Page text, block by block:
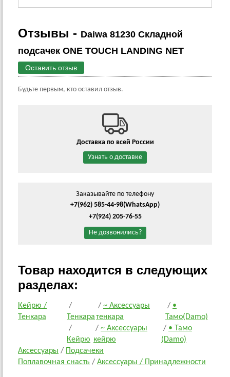
Отзывы - Daiwa 81230 Складной
подсачек ONE TOUCH LANDING NET
Оставить отзыв
Будьте первым, кто оставил отзыв.
Доставка по всей России
Узнать о доставке
Заказывайте по телефону
+7(962) 585-44-98(WhatsApp)
+7(924) 205-76-55
Не дозвонились?
Товар находится в следующих
разделах:
Кейрю /
Тенкара
/
Тенкара
/ ~ Аксессуары
тенкара
/ •
Тамо(Damo)
/
Кейрю
/ ~ Аксессуары
кейрю
/ • Тамо
(Damo)
Аксессуары /
Подсачеки
Поплавочная снасть / Аксессуары / Принадлежности